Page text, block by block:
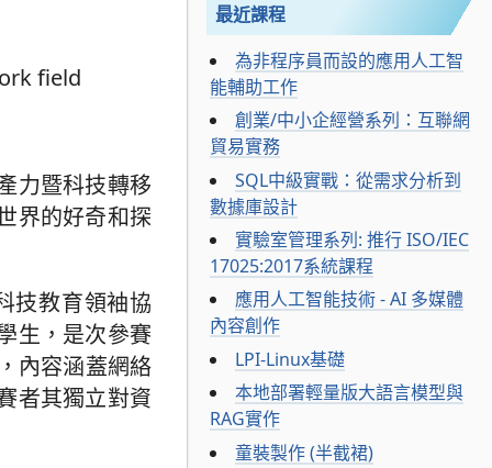
力暨科技轉移
界的好奇和探
技教育領袖協
生，是次參賽
內容涵蓋網絡
者其獨立對資
最近課程
為非程序員而設的應用人工智
能輔助工作
創業/中小企經營系列：互聯網
貿易實務
SQL中級實戰：從需求分析到
數據庫設計
實驗室管理系列: 推行 ISO/IEC
17025:2017系統課程
應用人工智能技術 - AI 多媒體
內容創作
LPI-Linux基礎
本地部署輕量版大語言模型與
RAG實作
童裝製作 (半截裙)